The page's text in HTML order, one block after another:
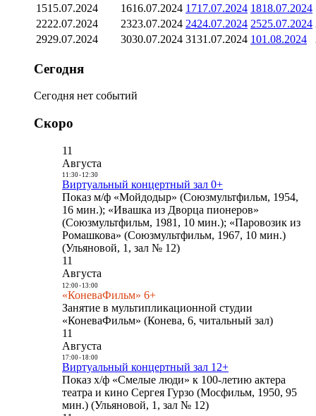
1515.07.2024 1616.07.2024 1717.07.2024 1818.07.2024
2222.07.2024 2323.07.2024 2424.07.2024 2525.07.2024
2929.07.2024 3030.07.2024 3131.07.2024 101.08.2024
Сегодня
Сегодня нет событий
Скоро
11
Августа
11:30- 12:30
Виртуальный концертный зал 0+
Показ м/ф «Мойдодыр» (Союзмультфильм, 1954,
16 мин.); «Ивашка из Дворца пионеров»
(Союзмультфильм, 1981, 10 мин.); «Паровозик из
Ромашкова» (Союзмультфильм, 1967, 10 мин.)
(Ульяновой, 1, зал № 12)
11
Августа
12:00- 13:00
«КоневаФильм» 6+
Занятие в мультипликационной студии
«КоневаФильм» (Конева, 6, читальный зал)
11
Августа
17:00- 18:00
Виртуальный концертный зал 12+
Показ х/ф «Смелые люди» к 100-летию актера
театра и кино Сергея Гурзо (Мосфильм, 1950, 95
мин.) (Ульяновой, 1, зал № 12)